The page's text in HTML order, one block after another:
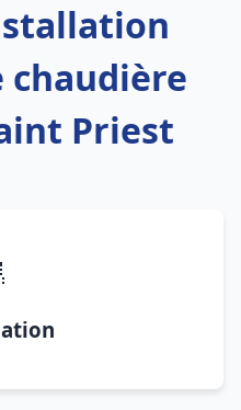
chaudière
Priest